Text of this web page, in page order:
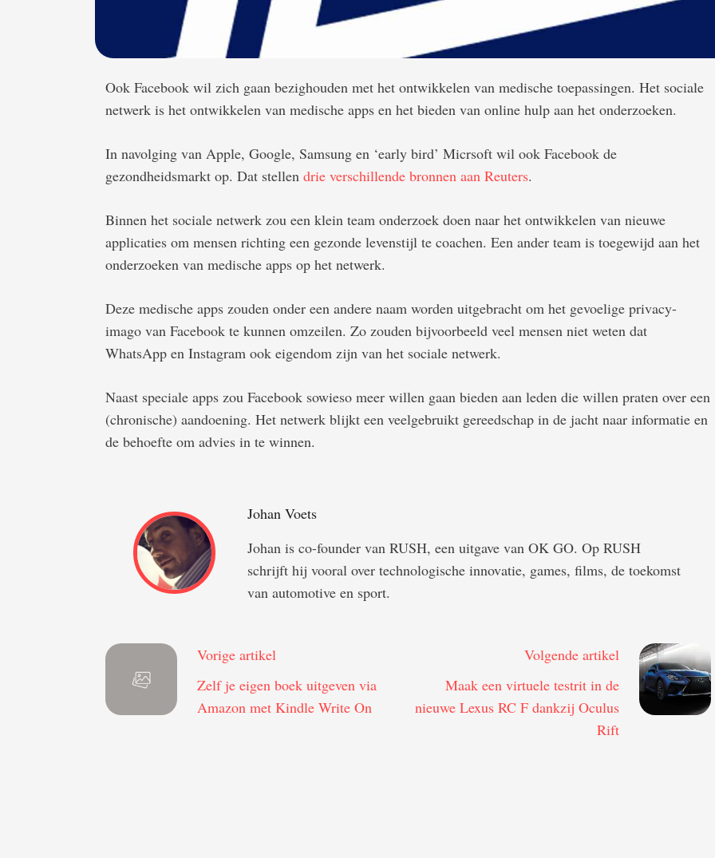
Ook Facebook wil zich gaan bezighouden met het ontwikkelen van medische toepassingen. Het sociale
netwerk is het ontwikkelen van medische apps en het bieden van online hulp aan het onderzoeken.
In navolging van Apple, Google, Samsung en ‘early bird’ Micrsoft wil ook Facebook de
gezondheidsmarkt op. Dat stellen drie verschillende bronnen aan Reuters.
Binnen het sociale netwerk zou een klein team onderzoek doen naar het ontwikkelen van nieuwe
applicaties om mensen richting een gezonde levenstijl te coachen. Een ander team is toegewijd aan het
onderzoeken van medische apps op het netwerk.
Deze medische apps zouden onder een andere naam worden uitgebracht om het gevoelige privacy-
imago van Facebook te kunnen omzeilen. Zo zouden bijvoorbeeld veel mensen niet weten dat
WhatsApp en Instagram ook eigendom zijn van het sociale netwerk.
Naast speciale apps zou Facebook sowieso meer willen gaan bieden aan leden die willen praten over een
(chronische) aandoening. Het netwerk blijkt een veelgebruikt gereedschap in de jacht naar informatie en
de behoefte om advies in te winnen.
Johan Voets
Johan is co-founder van RUSH, een uitgave van OK GO. Op RUSH
schrijft hij vooral over technologische innovatie, games, films, de toekomst
van automotive en sport.
Vorige artikel
Zelf je eigen boek uitgeven via
Amazon met Kindle Write On
Volgende artikel
Maak een virtuele testrit in de
nieuwe Lexus RC F dankzij Oculus
Rift